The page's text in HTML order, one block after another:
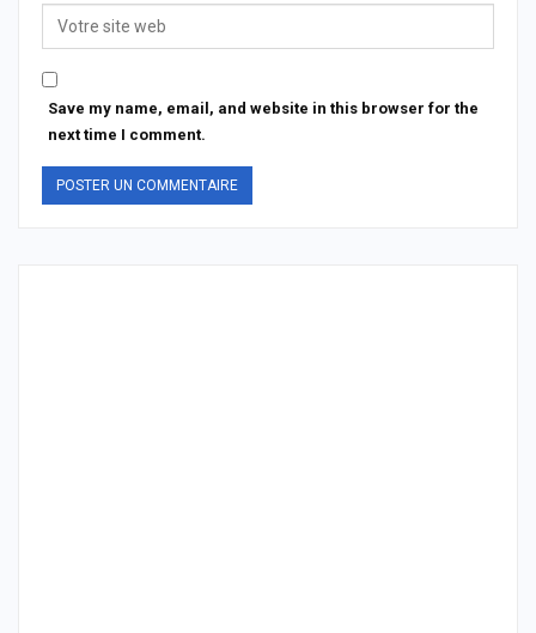
Save my name, email, and website in this browser for the
next time I comment.